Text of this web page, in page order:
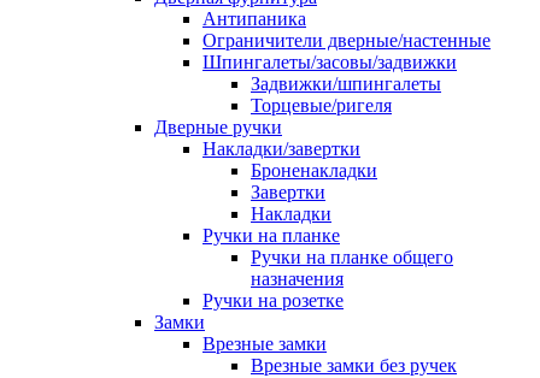
Антипаника
Ограничители дверные/настенные
Шпингалеты/засовы/задвижки
Задвижки/шпингалеты
Торцевые/ригеля
Дверные ручки
Накладки/завертки
Броненакладки
Завертки
Накладки
Ручки на планке
Ручки на планке общего
назначения
Ручки на розетке
Замки
Врезные замки
Врезные замки без ручек